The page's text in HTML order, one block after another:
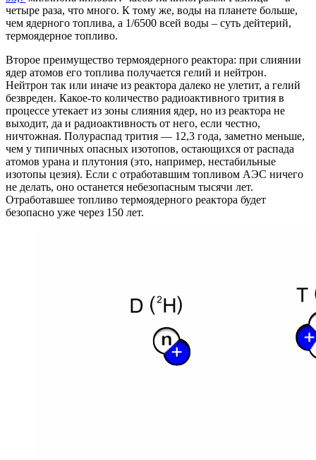
четыре раза, что много. К тому же, воды на планете больше,
чем ядерного топлива, а 1/6500 всей воды – суть дейтерий,
термоядерное топливо.
Второе преимущество термоядерного реактора: при слиянии
ядер атомов его топлива получается гелий и нейтрон.
Нейтрон так или иначе из реактора далеко не улетит, а гелий
безвреден. Какое-то количество радиоактивного трития в
процессе утекает из зоны слияния ядер, но из реактора не
выходит, да и радиоактивность от него, если честно,
ничтожная. Полураспад трития — 12,3 года, заметно меньше,
чем у типичных опасных изотопов, остающихся от распада
атомов урана и плутония (это, например, нестабильные
изотопы цезия). Если с отработавшим топливом АЭС ничего
не делать, оно останется небезопасным тысячи лет.
Отработавшее топливо термоядерного реактора будет
безопасно уже через 150 лет.